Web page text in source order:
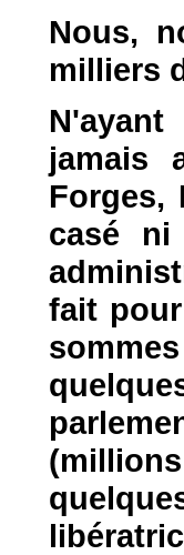
Nous,
milliers
jamais
casé
fait